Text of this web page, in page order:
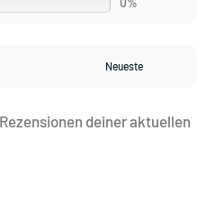
deiner aktuellen